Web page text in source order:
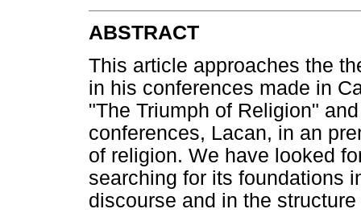
ABSTRACT
This article approaches the
in his conferences made in
"The Triumph of Religion"
conferences, Lacan, in an
of religion. We have looked
searching for its foundations
discourse and in the